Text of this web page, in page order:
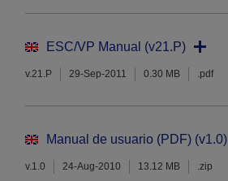
ESC/VP Manual (v21.P)
v.21.P 29-Sep-2011 0.30 MB .pdf
Manual de usuario (PDF) (v1.0)
v.1.0 24-Aug-2010 13.12 MB .zip